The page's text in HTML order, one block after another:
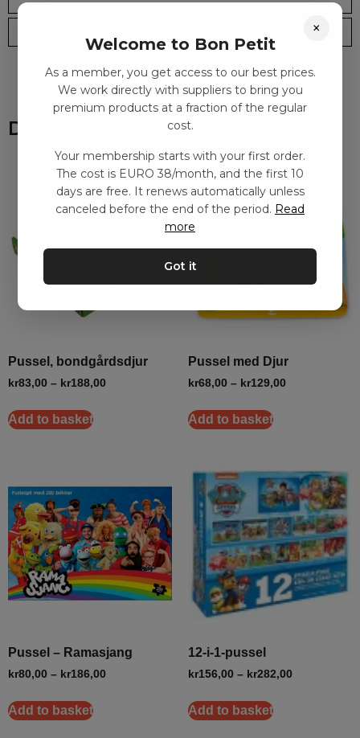
Frakt EURO 4
Du kanske också gillar
Pussel, bondgårdsdjur
kr83,00 – kr188,00
Add to basket
Pussel med Djur
kr68,00 – kr129,00
Add to basket
Pussel – Ramasjang
kr80,00 – kr186,00
Add to basket
12-i-1-pussel
kr156,00 – kr282,00
Add to basket
×
Welcome to Bon Petit
As a member, you get access to our best prices.
We work directly with suppliers to bring you
premium products at a fraction of the regular
cost.
Your membership starts with your first order.
The cost is EURO 38/month, and the first 10
days are free. It renews automatically unless
canceled before the end of the period. Read
more
Got it